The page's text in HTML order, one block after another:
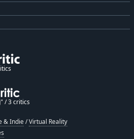
/ 3 critics
& Indie/Virtual Reality